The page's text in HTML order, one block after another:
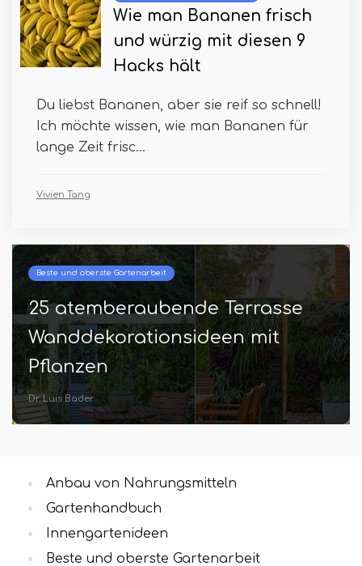
Wie man Bananen frisch
und würzig mit diesen 9
Hacks hält
Du liebst Bananen, aber sie reif so schnell!
Ich möchte wissen, wie man Bananen für
lange Zeit frisc...
Vivien Tang
Beste und oberste Gartenarbeit
25 atemberaubende Terrasse
Wanddekorationsideen mit
Pflanzen
Dr. Luis Bader
Anbau von Nahrungsmitteln
Gartenhandbuch
Innengartenideen
Beste und oberste Gartenarbeit